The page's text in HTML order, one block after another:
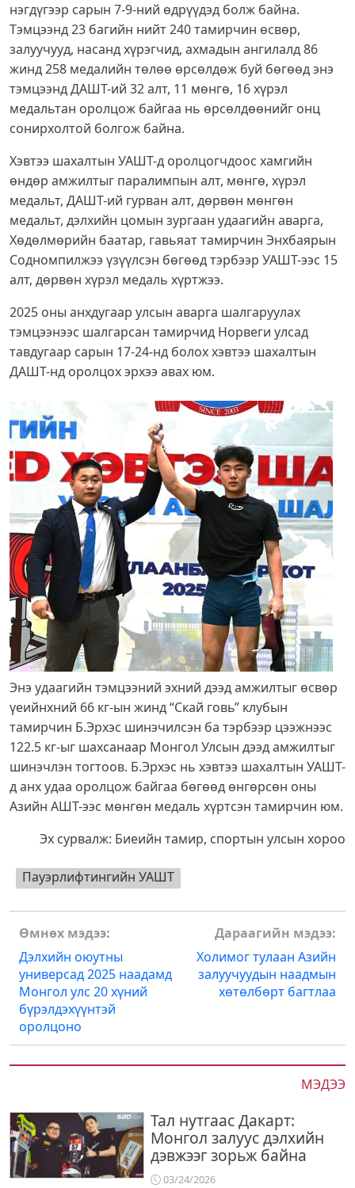
МЭДЭЭ
Тал нутгаас Дакарт:
Монгол залуус дэлхийн
дэвжээг зорьж байна
03/24/2026
нэгдүгээр сарын 7-9-ний өдрүүдэд болж байна.
Тэмцээнд 23 багийн нийт 240 тамирчин өсвөр,
залуучууд, насанд хүрэгчид, ахмадын ангилалд 86
жинд 258 медалийн төлөө өрсөлдөж буй бөгөөд энэ
тэмцээнд ДАШТ-ий 32 алт, 11 мөнгө, 16 хүрэл
медальтан оролцож байгаа нь өрсөлдөөнийг онц
сонирхолтой болгож байна.
Хэвтээ шахалтын УАШТ-д оролцогчдоос хамгийн
өндөр амжилтыг паралимпын алт, мөнгө, хүрэл
медальт, ДАШТ-ий гурван алт, дөрвөн мөнгөн
медальт, дэлхийн цомын зургаан удаагийн аварга,
Хөдөлмөрийн баатар, гавьяат тамирчин Энхбаярын
Содномпилжээ үзүүлсэн бөгөөд тэрбээр УАШТ-ээс 15
алт, дөрвөн хүрэл медаль хүртжээ.
2025 оны анхдугаар улсын аварга шалгаруулах
тэмцээнээс шалгарсан тамирчид Норвеги улсад
тавдугаар сарын 17-24-нд болох хэвтээ шахалтын
ДАШТ-нд оролцох эрхээ авах юм.
Энэ удаагийн тэмцээний эхний дээд амжилтыг өсвөр
үеийнхний 66 кг-ын жинд “Скай говь” клубын
тамирчин Б.Эрхэс шинэчилсэн ба тэрбээр цээжнээс
122.5 кг-ыг шахсанаар Монгол Улсын дээд амжилтыг
шинэчлэн тогтоов. Б.Эрхэс нь хэвтээ шахалтын УАШТ-
д анх удаа оролцож байгаа бөгөөд өнгөрсөн оны
Азийн АШТ-ээс мөнгөн медаль хүртсэн тамирчин юм.
Эх сурвалж: Биеийн тамир, спортын улсын хороо
Пауэрлифтингийн УАШТ
Post
navigation
Өмнөх мэдээ:
Дэлхийн оюутны
универсад 2025 наадамд
Монгол улс 20 хүний
бүрэлдэхүүнтэй
оролцоно
Дараагийн мэдээ:
Холимог тулаан Азийн
залуучуудын наадмын
хөтөлбөрт багтлаа